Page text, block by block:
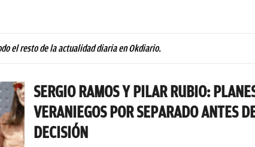
el resto de la actualidad diaria en Okdiario.
SERGIO RAMOS Y PILAR RUBIO:
VERANIEGOS POR SEPARADO ANTES
DECISIÓN